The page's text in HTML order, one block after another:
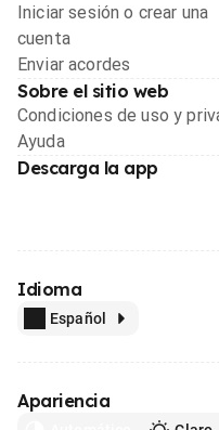
Iniciar sesión o crear una
cuenta
Enviar acordes
Sobre el sitio web
Condiciones de uso y
Ayuda
Descarga la app
Idioma
Español
Apariencia